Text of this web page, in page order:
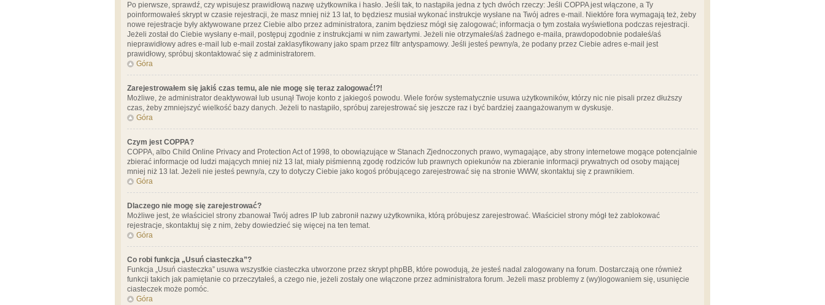
Po pierwsze, sprawdź, czy wpisujesz prawidłową nazwę użytkownika i hasło. Jeśli tak, to nastąpiła jedna z tych dwóch rzeczy: Jeśli COPPA jest włączone, a Ty
poinformowałeś skrypt w czasie rejestracji, że masz mniej niż 13 lat, to będziesz musiał wykonać instrukcje wysłane na Twój adres e-mail. Niektóre fora wymagają też, żeby
nowe rejestracje były aktywowane przez Ciebie albo przez administratora, zanim będziesz mógł się zalogować; informacja o tym została wyświetlona podczas rejestracji.
Jeżeli został do Ciebie wysłany e-mail, postępuj zgodnie z instrukcjami w nim zawartymi. Jeżeli nie otrzymałeś/aś żadnego e-maila, prawdopodobnie podałeś/aś
nieprawidłowy adres e-mail lub e-mail został zaklasyfikowany jako spam przez filtr antyspamowy. Jeśli jesteś pewny/a, że podany przez Ciebie adres e-mail jest
prawidłowy, spróbuj skontaktować się z administratorem.
Góra
Zarejestrowałem się jakiś czas temu, ale nie mogę się teraz zalogować!?!
Możliwe, że administrator deaktywował lub usunął Twoje konto z jakiegoś powodu. Wiele forów systematycznie usuwa użytkowników, którzy nic nie pisali przez dłuższy
czas, żeby zmniejszyć wielkość bazy danych. Jeżeli to nastąpiło, spróbuj zarejestrować się jeszcze raz i być bardziej zaangażowanym w dyskusje.
Góra
Czym jest COPPA?
COPPA, albo Child Online Privacy and Protection Act of 1998, to obowiązujące w Stanach Zjednoczonych prawo, wymagające, aby strony internetowe mogące potencjalnie
zbierać informacje od ludzi mających mniej niż 13 lat, miały piśmienną zgodę rodziców lub prawnych opiekunów na zbieranie informacji prywatnych od osoby mającej
mniej niż 13 lat. Jeżeli nie jesteś pewny/a, czy to dotyczy Ciebie jako kogoś próbującego zarejestrować się na stronie WWW, skontaktuj się z prawnikiem.
Góra
Dlaczego nie mogę się zarejestrować?
Możliwe jest, że właściciel strony zbanował Twój adres IP lub zabronił nazwy użytkownika, którą próbujesz zarejestrować. Właściciel strony mógł też zablokować
rejestracje, skontaktuj się z nim, żeby dowiedzieć się więcej na ten temat.
Góra
Co robi funkcja „Usuń ciasteczka”?
Funkcja „Usuń ciasteczka” usuwa wszystkie ciasteczka utworzone przez skrypt phpBB, które powodują, że jesteś nadal zalogowany na forum. Dostarczają one również
funkcji takich jak pamiętanie co przeczytałeś, a czego nie, jeżeli zostały one włączone przez administratora forum. Jeżeli masz problemy z (wy)logowaniem się, usunięcie
ciasteczek może pomóc.
Góra